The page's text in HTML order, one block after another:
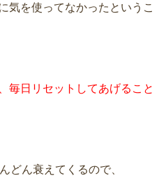
気を使ってなかったというこ
毎日リセットしてあげること
どん衰えてくるので、